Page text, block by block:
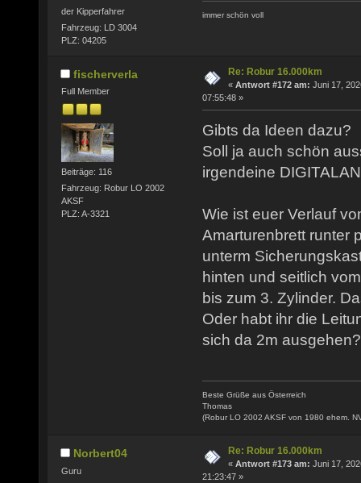
der Kipperfahrer
Fahrzeug: LD 3004
PLZ: 04205
immer schön voll
fischerverla
Full Member
Beiträge: 116
Fahrzeug: Robur LO 2002
AKSF
PLZ: A-3321
Re: Robur 16.000km
« Antwort #172 am: Juni 17,
07:55:48 »
Gibts da Ideen dazu?
Soll ja auch schön
irgendeine
Wie ist euer Verlauf
Amarturenbrett runter
unterm
hinten und seitlich
bis zum 3. Zylinder.
Oder habt ihr die
sich da 2m ausgehen?
Beste Grüße aus Österreich
Thomas
(Robur LO 2002 AKSF von 1980 ehem.
Norbert04
Guru
Re: Robur 16.000km
« Antwort #173 am: Juni 17,
21:23:47 »